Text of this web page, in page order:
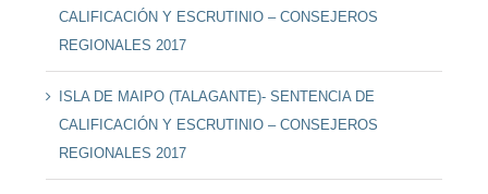
CALIFICACIÓN Y ESCRUTINIO – CONSEJEROS
REGIONALES 2017
ISLA DE MAIPO (TALAGANTE)- SENTENCIA DE
CALIFICACIÓN Y ESCRUTINIO – CONSEJEROS
REGIONALES 2017